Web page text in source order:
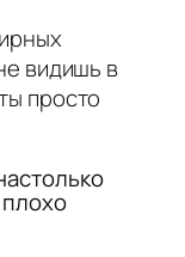
видишь в
просто